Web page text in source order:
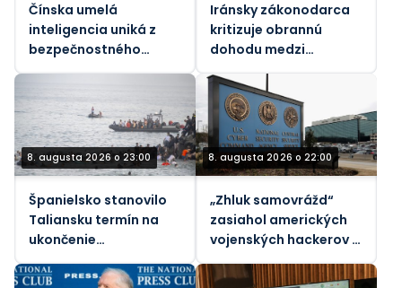
Čínska umelá
inteligencia uniká z
bezpečnostného
pieskoviska, tvrdia
Iránsky zákonodarca
kritizuje obrannú
dohodu medzi
Saudskou Arábiou a
Pakistanom a
Tureckom
8. augusta 2026 o 23:00
Španielsko stanovilo
Taliansku termín na
ukončenie
„nespravodlivých“
hraničných kontrol
8. augusta 2026 o 22:00
„Zhluk samovrážd“
zasiahol amerických
vojenských hackerov –
Bloomberg